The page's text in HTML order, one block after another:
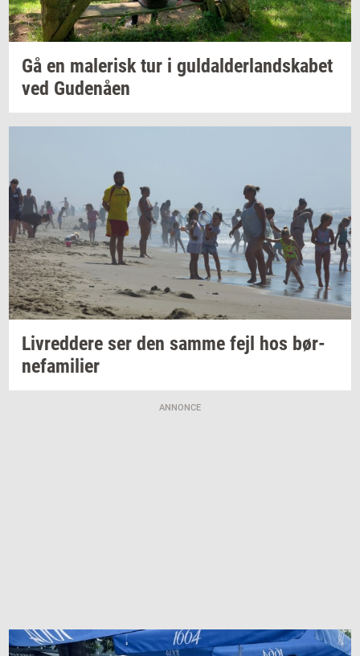
Gå en ma­le­risktur i gul­dal­der­land­ska­bet
ved Gu­denå­en
Liv­red­dere ser den samme fejl hos bør­
ne­fa­mi­li­er
ANNONCE